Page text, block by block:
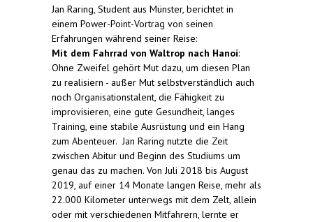
Jan Raring, Student aus Münster, berichtet in
einem Power-Point-Vortrag von seinen
Erfahrungen während seiner Reise:
Mit dem Fahrrad von Waltrop nach Hanoi:
Ohne Zweifel gehört Mut dazu, um diesen Plan
zu realisiern - außer Mut selbstverständlich auch
noch Organisationstalent, die Fähigkeit zu
improvisieren, eine gute Gesundheit, langes
Training, eine stabile Ausrüstung und ein Hang
zum Abenteuer. Jan Raring nutzte die Zeit
zwischen Abitur und Beginn des Studiums um
genau das zu machen. Von Juli 2018 bis August
2019, auf einer 14 Monate langen Reise, mehr als
22.000 Kilometer unterwegs mit dem Zelt, allein
oder mit verschiedenen Mitfahrern, lernte er